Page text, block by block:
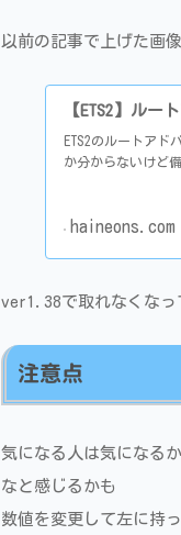
以前の記事で上げた画
【ETS2】ルー
ETS2のルートアド
か分からないけど
haineons.com
ver1.38で取れなくなっ
注意点
気になる人は気になる
なと感じるかも
数値を変更して左に持